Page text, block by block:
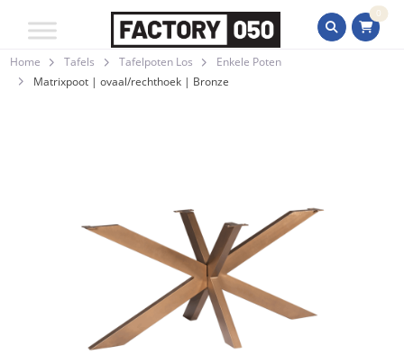
0
Home Tafels Tafelpoten Los
Enkele Poten
Matrixpoot | ovaal/rechthoek | Bronze